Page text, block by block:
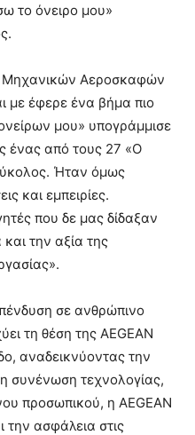
το όνειρο μου»
Αεροσκαφών
με έφερε ένα βήμα πιο
μου» υπογράμμισε
ένας από τους 27 «Ο
Ήταν όμως
και εμπειρίες.
που δε μας δίδαξαν
την αξία της
σε ανθρώπινο
τη θέση της AEGEAN
αναδεικνύοντας την
συνένωση τεχνολογίας,
προσωπικού, η AEGEAN
την ασφάλεια στις